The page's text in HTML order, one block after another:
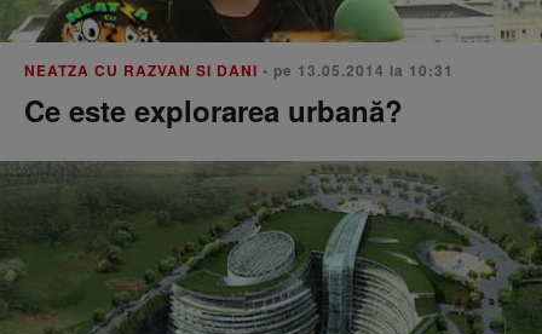
NEATZA CU RAZVAN SI DANI • pe 13.05.2014 la 10:31
Ce este explorarea urbană?